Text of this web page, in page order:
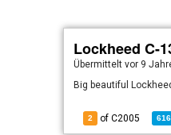
Lockheed C-
Übermitteltvor 9
Big beautiful
2 of C2005